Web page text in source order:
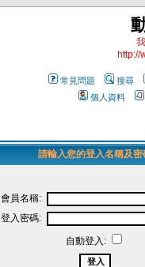
http://
常見問題 搜尋
個人資料
請輸入您的登入名稱及密
會員名稱:
登入密碼:
自動登入: